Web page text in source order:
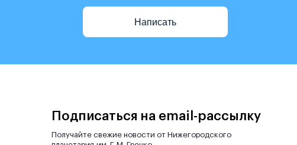
Написать
Подписаться на email-рассылку
Получайте свежие новости от Нижегородского